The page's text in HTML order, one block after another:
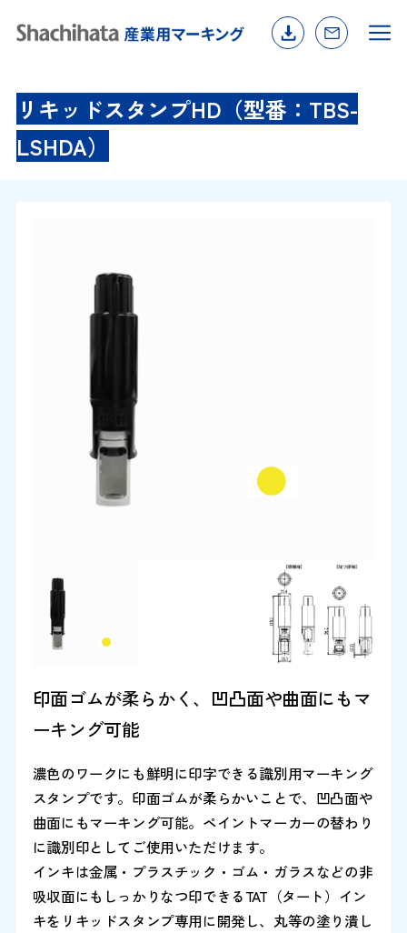
リキッドスタンプHD（型番：TBS-
LSHDA）
印面ゴムが柔らかく、凹凸面や曲面にもマ
ーキング可能
濃色のワークにも鮮明に印字できる識別用マーキング
スタンプです。印面ゴムが柔らかいことで、凹凸面や
曲面にもマーキング可能。ペイントマーカーの替わり
に識別印としてご使用いただけます。
インキは金属・プラスチック・ゴム・ガラスなどの非
吸収面にもしっかりなつ印できるTAT（タート）イン
キをリキッドスタンプ専用に開発し、丸等の塗り潰し